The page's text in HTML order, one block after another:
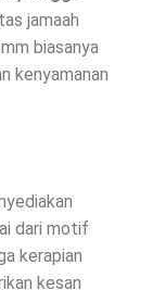
jamaah
biasanya
kenyamanan
dari motif
kerapian
kesan